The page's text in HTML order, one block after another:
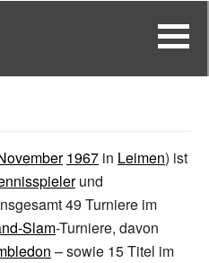
1967 in Leimen) ist
und
49 Turniere im
Slam-Turniere, davon
– sowie 15 Titel im